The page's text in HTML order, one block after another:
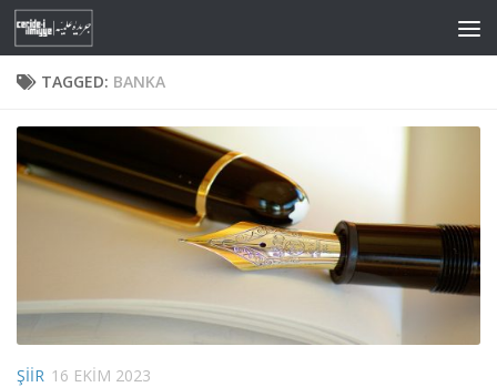
Skip to content
TAGGED: BANKA
ŞIIR 16 EKIM 2023